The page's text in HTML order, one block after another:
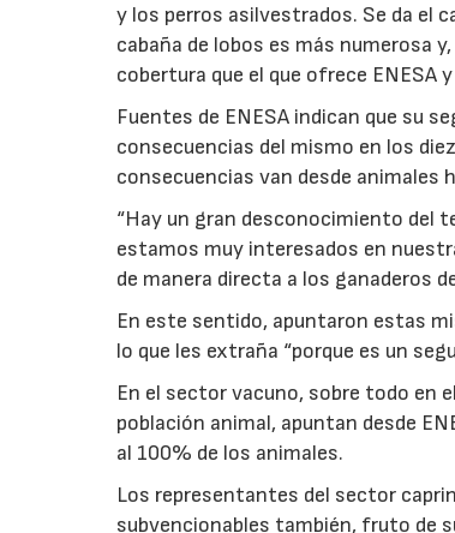
y los perros asilvestrados. Se da el
cabaña de lobos es más numerosa
cobertura que el que ofrece ENESA
Fuentes de ENESA indican que su
consecuencias del mismo en los
consecuencias van desde animales
“Hay un gran desconocimiento del
estamos muy interesados en
de manera directa a los ganaderos
En este sentido, apuntaron estas
lo que les extraña “porque es un
En el sector vacuno, sobre todo en
población animal, apuntan desde
al 100% de los animales.
Los representantes del sector
subvencionables también, fruto de